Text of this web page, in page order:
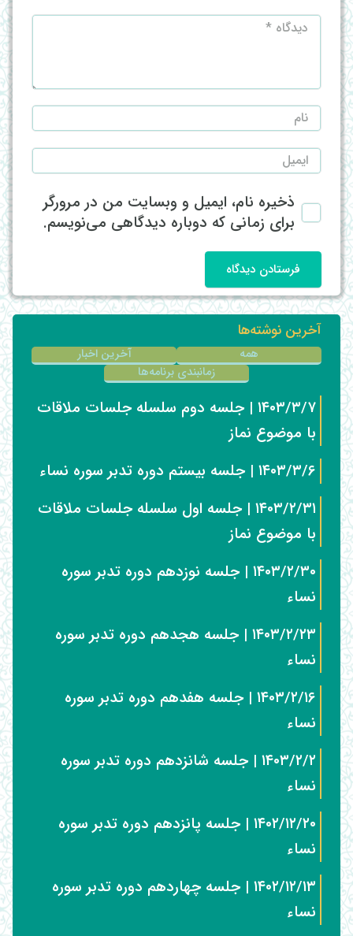
ذخیره نام، ایمیل و وبسایت من در مرورگر
برای زمانی که دوباره دیدگاهی می‌نویسم.
فرستادن دیدگاه
آخرین نوشته‌ها
همه
آخرین اخبار
زمانبندی برنامه‌ها
۱۴۰۳/۳/۷ | جلسه دوم سلسله جلسات ملاقات
با موضوع نماز
۱۴۰۳/۳/۶ | جلسه بیستم دوره تدبر سوره نساء
۱۴۰۳/۲/۳۱ | جلسه اول سلسله جلسات ملاقات
با موضوع نماز
۱۴۰۳/۲/۳۰ | جلسه نوزدهم دوره تدبر سوره
نساء
۱۴۰۳/۲/۲۳ | جلسه هجدهم دوره تدبر سوره
نساء
۱۴۰۳/۲/۱۶ | جلسه هفدهم دوره تدبر سوره
نساء
۱۴۰۳/۲/۲ | جلسه شانزدهم دوره تدبر سوره
نساء
۱۴۰۲/۱۲/۲۰ | جلسه پانزدهم دوره تدبر سوره
نساء
۱۴۰۲/۱۲/۱۳ | جلسه چهاردهم دوره تدبر سوره
نساء